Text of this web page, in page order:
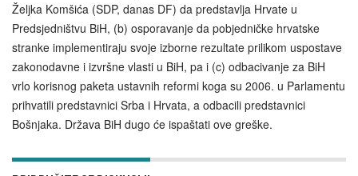
Željka Komšića (SDP, danas DF) da predstavlja Hrvate u
Predsjedništvu BiH, (b) osporavanje da pobjedničke hrvatske
stranke implementiraju svoje izborne rezultate prilikom uspostave
zakonodavne i izvršne vlasti u BiH, pa i (c) odbacivanje za BiH
vrlo korisnog paketa ustavnih reformi koga su 2006. u Parlamentu
prihvatili predstavnici Srba i Hrvata, a odbacili predstavnici
Bošnjaka. Država BiH dugo će ispaštati ove greške.